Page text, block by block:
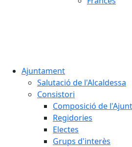
Ajuntament
Salutació de l'Alcaldessa
Consistori
Composició de
Regidories
Electes
Grups d'interès